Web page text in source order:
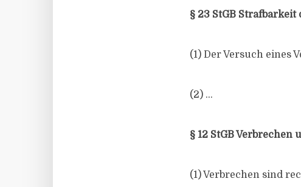
§ 23 StGB Strafbarkeit
(1) Der Versuch eines
(2) …
§ 12 StGB Verbrechen
(1) Verbrechen sind